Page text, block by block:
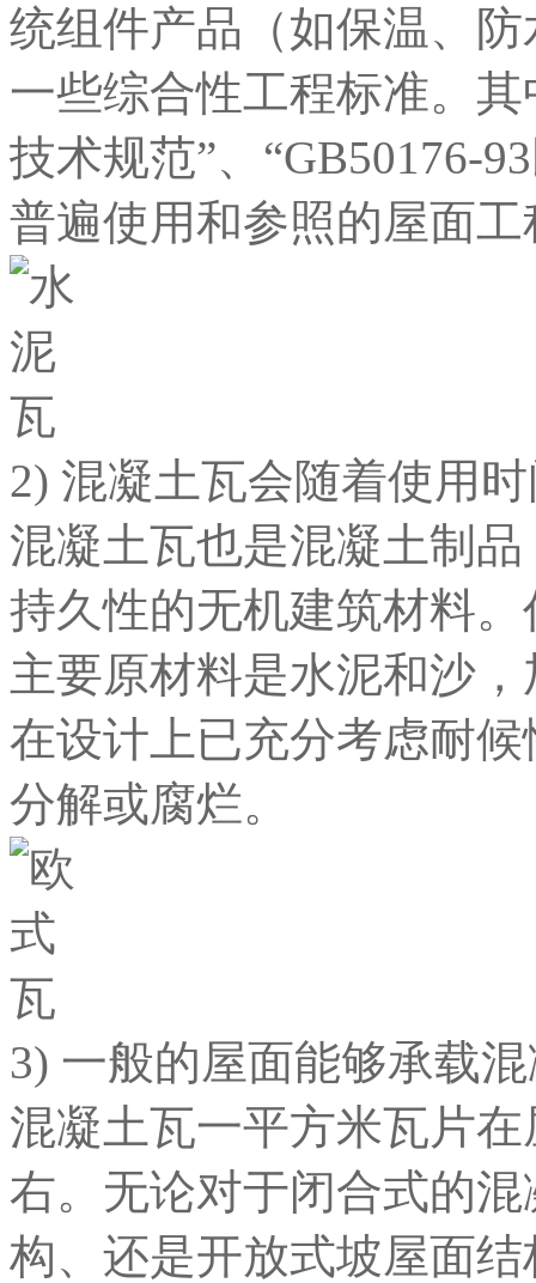
统组件产品（如保温、
一些综合性工程标准。其
技术规范”、“GB50176-
普遍使用和参照的屋面
2) 混凝土瓦会随着使用
混凝土瓦也是混凝土制
持久性的无机建筑材料
主要原材料是水泥和沙
在设计上已充分考虑耐
分解或腐烂。
3) 一般的屋面能够承载
混凝土瓦一平方米瓦片
右。无论对于闭合式的
构、还是开放式坡屋面